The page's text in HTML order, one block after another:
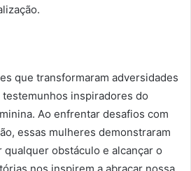
que transformaram adversidades
inspiradores do
Ao enfrentar desafios com
essas mulheres demonstraram
obstáculo e alcançar o